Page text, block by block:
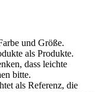
und Größe.
als Produkte.
dass leichte
bitte.
als Referenz, die